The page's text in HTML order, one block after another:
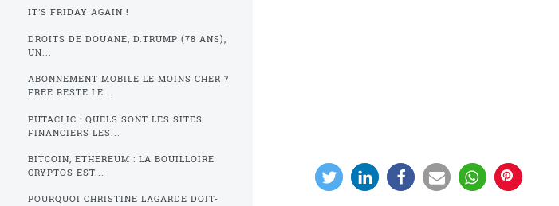
IT'S FRIDAY AGAIN !
DROITS DE DOUANE, D.TRUMP (78 ANS),
UN...
ABONNEMENT MOBILE LE MOINS CHER ?
FREE RESTE LE...
PUTACLIC : QUELS SONT LES SITES
FINANCIERS LES...
BITCOIN, ETHEREUM : LA BOUILLOIRE
CRYPTOS EST...
POURQUOI CHRISTINE LAGARDE DOIT-